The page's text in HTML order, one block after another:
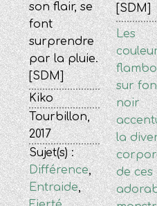
son flair, se
font
surprendre
par la pluie.
[SDM]
Kiko
Tourbillon,
2017
Sujet(s) :
Différence,
Entraide,
[SDM]
Les
sur
noir
la
de ces